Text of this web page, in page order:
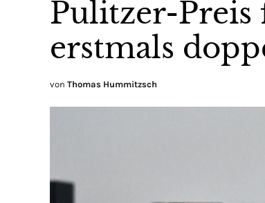
Pulitzer-Preis
erstmals
von Thomas Hummitzsch